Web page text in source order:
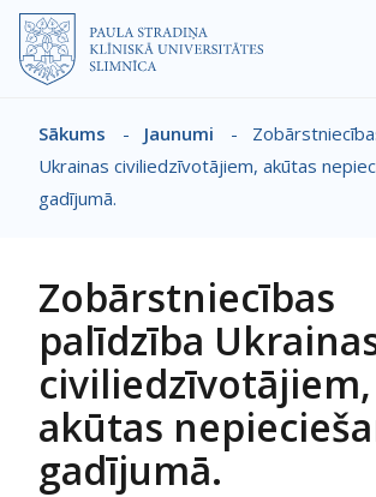
Pārlekt uz galveno saturu
Atpakaļceļš
Sākums - Jaunumi -
Ukrainas civiliedzīvotājiem, akūtas
gadījumā.
Zobārstniecības
palīdzība
civiliedzīvotājiem,
akūtas
gadījumā.